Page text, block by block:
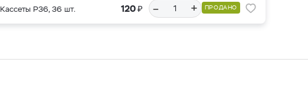
Кассеты Р36, 36 шт. 120₽ – + ПРОДАНО